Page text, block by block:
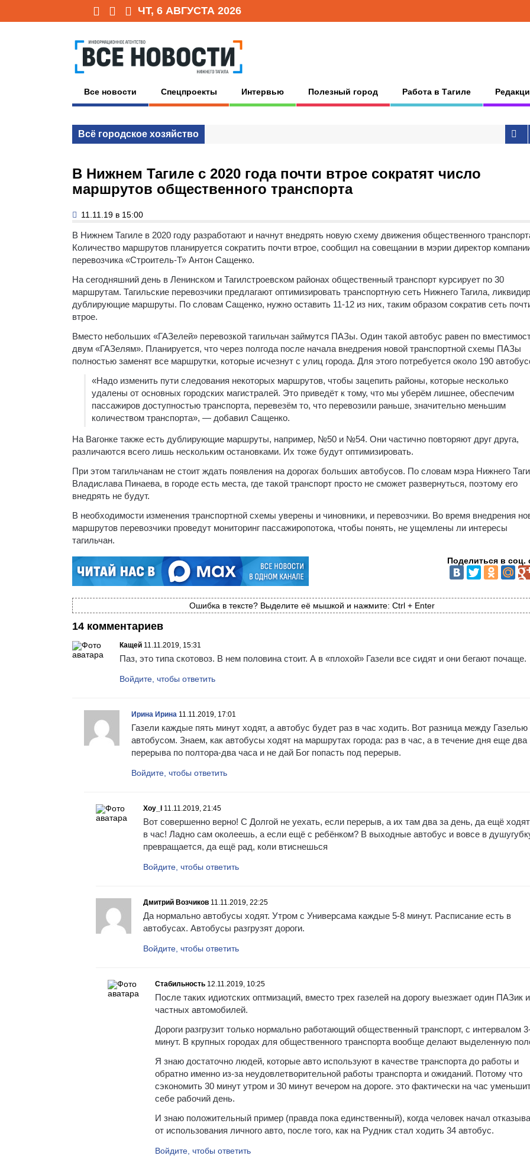
ЧТ, 6 АВГУСТА 2026
Все новости Спецпроекты Интервью Полезный город Работа в Тагиле
Всё городское хозяйство
В Нижнем Тагиле с 2020 года почти втрое сократят число
маршрутов общественного транспорта
11.11.19 в 15:00
В Нижнем Тагиле в 2020 году разработают и начнут внедрять новую схему движения общественного
Количество маршрутов планируется сократить почти втрое, сообщил на совещании в мэрии директор
перевозчика «Строитель-Т» Антон Сащенко.
На сегодняшний день в Ленинском и Тагилстроевском районах общественный транспорт курсирует по 30
маршрутам. Тагильские перевозчики предлагают оптимизировать транспортную сеть Нижнего Тагила,
дублирующие маршруты. По словам Сащенко, нужно оставить 11-12 из них, таким образом сократив сеть
втрое.
Вместо небольших «ГАЗелей» перевозкой тагильчан займутся ПАЗы. Один такой автобус равен по
двум «ГАЗелям». Планируется, что через полгода после начала внедрения новой транспортной схемы ПАЗы
полностью заменят все маршрутки, которые исчезнут с улиц города. Для этого потребуется около 190
«Надо изменить пути следования некоторых маршрутов, чтобы зацепить районы, которые несколько
удалены от основных городских магистралей. Это приведёт к тому, что мы уберём лишнее, обеспечим
пассажиров доступностью транспорта, перевезём то, что перевозили раньше, значительно меньшим
количеством транспорта», — добавил Сащенко.
На Вагонке также есть дублирующие маршруты, например, №50 и №54. Они частично повторяют друг друга,
различаются всего лишь нескольким остановками. Их тоже будут оптимизировать.
При этом тагильчанам не стоит ждать появления на дорогах больших автобусов. По словам мэра Нижнего
Владислава Пинаева, в городе есть места, где такой транспорт просто не сможет развернуться, поэтому его
внедрять не будут.
В необходимости изменения транспортной схемы уверены и чиновники, и перевозчики. Во время внедрения
маршрутов перевозчики проведут мониторинг пассажиропотока, чтобы понять, не ущемлены ли интересы
тагильчан.
Поделиться в соц.
Ошибка в тексте? Выделите её мышкой и нажмите: Ctrl + Enter
14 комментариев
Кащей 11.11.2019, 15:31
Паз, это типа скотовоз. В нем половина стоит. А в «плохой» Газели все сидят и они бегают почаще.
Войдите, чтобы ответить
Ирина Ирина 11.11.2019, 17:01
Газели каждые пять минут ходят, а автобус будет раз в час ходить. Вот разница между Газелью
автобусом. Знаем, как автобусы ходят на маршрутах города: раз в час, а в течение дня еще два
перерыва по полтора-два часа и не дай Бог попасть под перерыв.
Войдите, чтобы ответить
Xoy_I 11.11.2019, 21:45
Вот совершенно верно! С Долгой не уехать, если перерыв, а их там два за день, да ещё
в час! Ладно сам околеешь, а если ещё с ребёнком? В выходные автобус и вовсе в
превращается, да ещё рад, коли втиснешься
Войдите, чтобы ответить
Дмитрий Возчиков 11.11.2019, 22:25
Да нормально автобусы ходят. Утром с Универсама каждые 5-8 минут. Расписание есть в
автобусах. Автобусы разгрузят дороги.
Войдите, чтобы ответить
Стабильность 12.11.2019, 10:25
После таких идиотских оптмизаций, вместо трех газелей на дорогу выезжает один ПАЗик
частных автомобилей.
Дороги разгрузит только нормально работающий общественный транспорт, с интервалом
минут. В крупных городах для общественного транспорта вообще делают выделенную
Я знаю достаточно людей, которые авто используют в качестве транспорта до работы и
обратно именно из-за неудовлетворительной работы транспорта и ожиданий. Потому что
сэкономить 30 минут утром и 30 минут вечером на дороге. это фактически на час
себе рабочий день.
И знаю положительный пример (правда пока единственный), когда человек начал
от использования личного авто, после того, как на Рудник стал ходить 34 автобус.
Войдите, чтобы ответить